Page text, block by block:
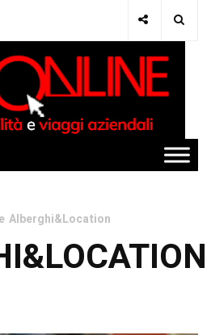
Alberghi&Location